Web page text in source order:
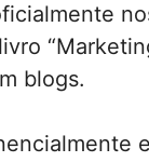
blogs.